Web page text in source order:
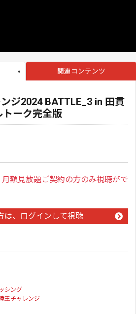
関連コンテンツ
ジ2024 BATTLE_3 in 田貫
トーク完全版
額見放題ご契約の方のみ視聴がで
は、ログインして視聴
シング
陸王チャレンジ